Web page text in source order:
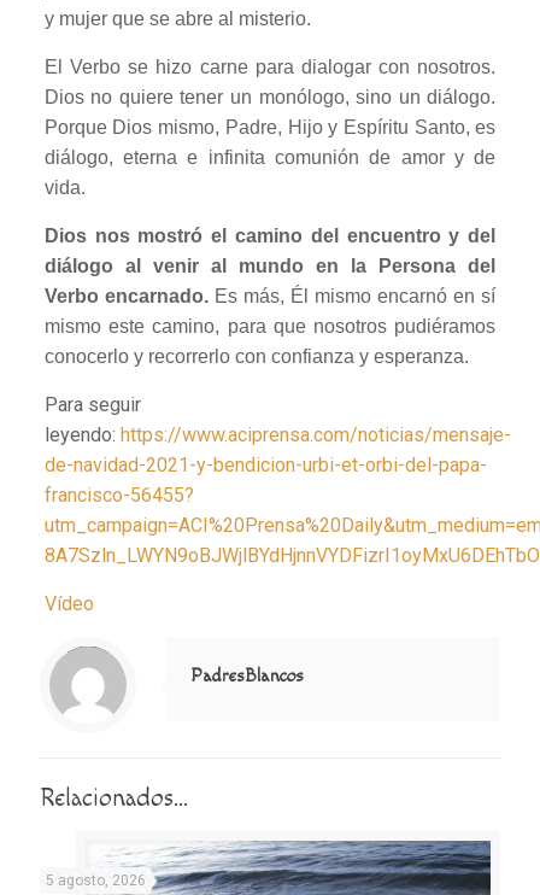
y mujer que se abre al misterio.
El Verbo se hizo carne para dialogar con nosotros.
Dios no quiere tener un monólogo, sino un diálogo.
Porque Dios mismo, Padre, Hijo y Espíritu Santo, es
diálogo, eterna e infinita comunión de amor y de
vida.
Dios nos mostró el camino del encuentro y del
diálogo al venir al mundo en la Persona del
Verbo encarnado.Es más, Él mismo encarnó en sí
mismo este camino, para que nosotros pudiéramos
conocerlo y recorrerlo con confianza y esperanza.
Para seguir
leyendo: https://www.aciprensa.com/noticias/mensaje-
de-navidad-2021-y-bendicion-urbi-et-orbi-del-papa-
francisco-56455?
Vídeo
Notice
: Trying to access array offset on value of type null in
/home/misioner/public_html/padresblancos/themes/betheme/includes/content-single.php
on line
286
PadresBlancos
Relacionados...
5 agosto, 2026